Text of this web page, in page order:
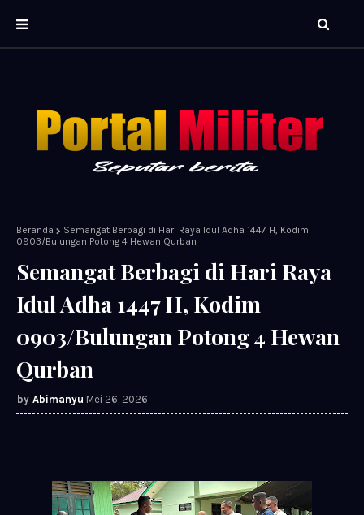
Beranda
Semangat Berbagi di Hari Raya Idul Adha 1447 H, Kodim
0903/Bulungan Potong 4 Hewan Qurban
Semangat Berbagi di Hari Raya
Idul Adha 1447 H, Kodim
0903/Bulungan Potong 4 Hewan
Qurban
Abimanyu Mei 26, 2026